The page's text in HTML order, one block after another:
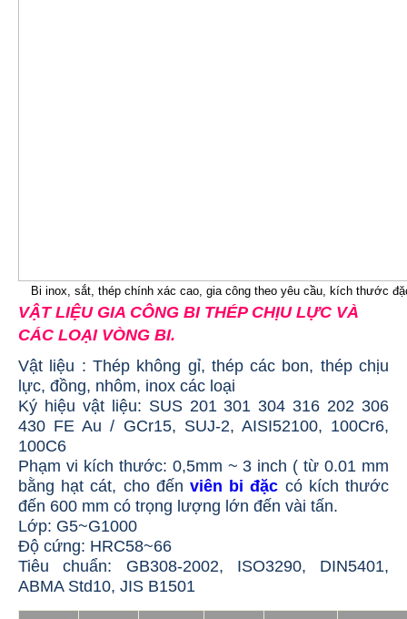
Bi inox, sắt, thép chính xác cao, gia công theo yêu cầu, kích thước
VẬT LIỆU GIA CÔNG BI THÉP CHỊU LỰC VÀ
CÁC LOẠI VÒNG BI.
Vật liệu : Thép không gỉ, thép các bon, thép chịu
lực, đồng, nhôm, inox các loại
Ký hiệu vật liệu: SUS 201 301 304 316 202 306
430 FE Au / GCr15, SUJ-2, AISI52100, 100Cr6,
100C6
Phạm vi kích thước: 0,5mm ~ 3 inch ( từ 0.01 mm
bằng hạt cát, cho đến viên bi đặc có kích thước
đến 600 mm có trọng lượng lớn đến vài tấn.
Lớp: G5~G1000
Độ cứng: HRC58~66
Tiêu chuẩn: GB308-2002, ISO3290, DIN5401,
ABMA Std10, JIS B1501